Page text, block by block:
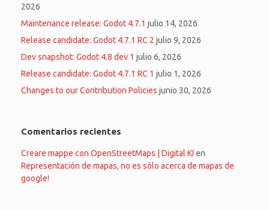
2026
Maintenance release: Godot 4.7.1 julio 14, 2026
Release candidate: Godot 4.7.1 RC 2 julio 9, 2026
Dev snapshot: Godot 4.8 dev 1 julio 6, 2026
Release candidate: Godot 4.7.1 RC 1 julio 1, 2026
Changes to our Contribution Policies junio 30, 2026
Comentarios recientes
Creare mappe con OpenStreetMaps | Digital KI en
Representación de mapas, no es sólo acerca de mapas de
google!